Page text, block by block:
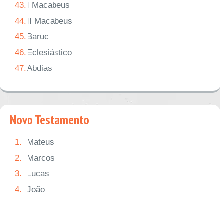
43. I Macabeus
44. II Macabeus
45. Baruc
46. Eclesiástico
47.Abdias
Novo Testamento
1.
Mateus
2.
Marcos
3.
Lucas
4.
João